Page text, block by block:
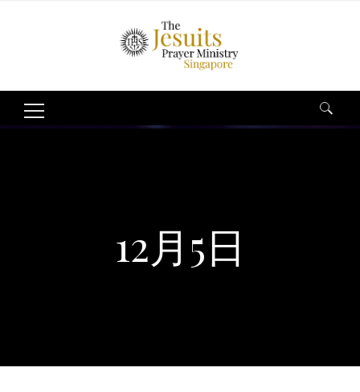
Search
12月5日